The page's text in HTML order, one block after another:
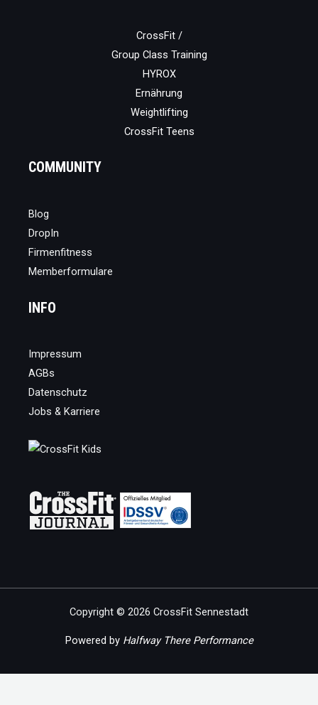
CrossFit /
Group Class Training
HYROX
Ernährung
Weightlifting
CrossFit Teens
COMMUNITY
Blog
DropIn
Firmenfitness
Memberformulare
INFO
Impressum
AGBs
Datenschutz
Jobs & Karriere
Copyright © 2026 CrossFit Sennestadt
Powered by Halfway There Performance